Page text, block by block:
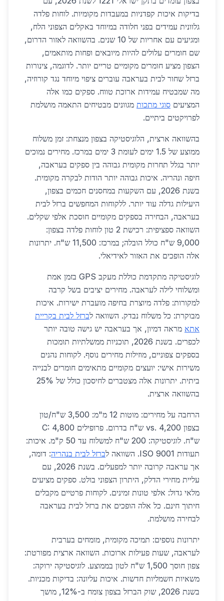
בדיקות איכות קפדניות במעבדות מקומיות. לוחות פלדה
גלוונית עמידים בפני חלודה במיוחד באקלים הצפוני הלח,
ומגיעים עם אחריות של 10 שנים. בהשוואה לאזור הדרום,
שם חומרים עלולים להיות מיובאים ופחות מותאמים,
הצפון מציע חומרים מקומיים טריים יותר. לדוגמה, צינורות
ברזל שחור לבית בעראבה עוברים ציפוי מיוחד נגד קורוזיה,
מה שמבטיח עמידות ארוכת טווח. ספקים כמו אלה
המציעים סוגי מתכות מגוונים מבטיחים התאמה מושלמת
לפרויקטים ביתיים.
בהשוואה ארצית, הלוגיסטיקה בצפון מנצחת: זמן משלוח
ממוצע של 1.5 ימים לעומת 3 ימים במרכז. מחירים נמוכים
יותר בגלל תחרות מקומית גבוהה בין ספקים בעראבה,
חיפה ונהריה. איכות גבוהה יותר הודות לבקרה מקומית.
בשנת 2026, עם השקעות במחסנים חכמים בצפון,
היעילות גדלה עוד יותר. ללקוחות המחפשים ברזל לבית
בעראבה, הבחירה בספקים מקומיים חוסכת אלפי שקלים.
השוואה ספציפית: רכישת 2 טון לוחות פלדה בצפון:
9,000 ש"ח כולל הובלה; במרכז: 11,500 ש"ח. יתרונות
אלה הופכים את האזור לאידיאלי.
לוגיסטיקה מתקדמת כוללת מעקב GPS בזמן אמת
ומשלוחי לילה לעראבה. מחירים יציבים בשל קרבה
למקורות: פלדה מיוצרת בחיפה מועברת ישירות. איכות
מבוקרת: כל משלוח נבדק. השוואה לברזל לבית בקריית
אתא מראה דמיון, אך בעראבה יש גישה טובה יותר
לכפרים. בשנת 2026, תוכניות ממשלתיות תומכות
בספקים צפוניים, מוזילות מחירים נוסף. לקוחות נהנים
משירות אישי: יועצים מקומיים מתאימים חומרים לבנייה
ביתית. יתרונות אלה מצטברים לחיסכון כולל של 25%
בהשוואה ארצית.
הרחבה על מחירים: מוטות 12 מ"מ: 3,500 ש"ח/טון
בצפון vs. 4,200 ש"ח בדרום. פרופילים C: 4,800
ש"ח. לוגיסטיקה: 200 ש"ח למשלוח עד 50 ק"מ. איכות:
תעודות ISO 9001. השוואה ל
ברזל לבית בנהריה: דומה,
אך עראבה קרובה יותר למפעלים. בשנת 2026, עם
עליית מחירי הדלק, היתרון הצפוני בולט. ספקים מציעים
מלאי גדול: אלפי טונות זמינים. לקוחות פרטיים מקבלים
חיתוך חינם. כל אלה הופכים את ברזל לבית בעראבה
לבחירה מושלמת.
יתרונות נוספים: תמיכה מקומית, מומחים בערבית
לעראבה, שעות פעילות ארוכות. השוואה ארצית מפורטת:
צפון חוסך 1,500 ש"ח לטון בממוצע. לוגיסטיקה ירוקה:
משאיות חשמליות חדשות. איכות עליונה: בדיקות מכניות.
בשנת 2026, שוק הברזל בצפון צומח ב-12%, מושך